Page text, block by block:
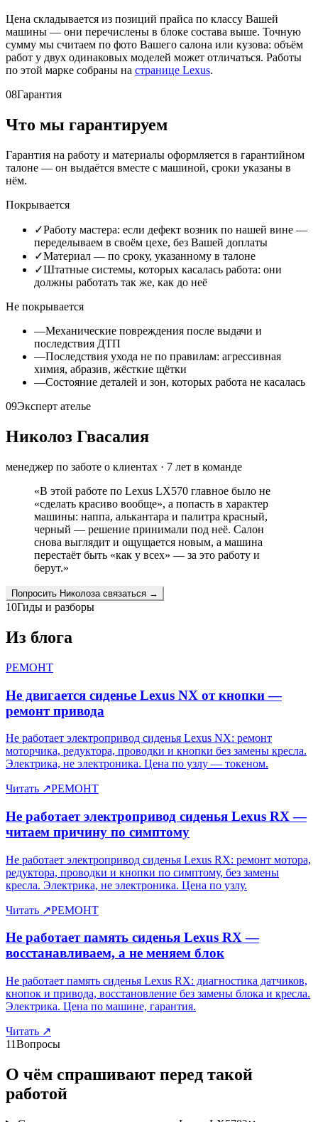
Цена складывается из позиций прайса по классу Вашей
машины — они перечислены в блоке состава выше. Точную
сумму мы считаем по фото Вашего салона или кузова: объём
работ у двух одинаковых моделей может отличаться. Работы
по этой марке собраны на странице Lexus.
08Гарантия
Что мы гарантируем
Гарантия на работу и материалы оформляется в гарантийном
талоне — он выдаётся вместе с машиной, сроки указаны в
нём.
Покрывается
✓Работу мастера: если дефект возник по нашей вине —
переделываем в своём цехе, без Вашей доплаты
✓Материал — по сроку, указанному в талоне
✓Штатные системы, которых касалась работа: они
должны работать так же, как до неё
Не покрывается
—Механические повреждения после выдачи и
последствия ДТП
—Последствия ухода не по правилам: агрессивная
химия, абразив, жёсткие щётки
—Состояние деталей и зон, которых работа не касалась
09Эксперт ателье
Николоз Гвасалия
менеджер по заботе о клиентах · 7 лет в команде
«В этой работе по Lexus LX570 главное было не
«сделать красиво вообще», а попасть в характер
машины: наппа, алькантара и палитра красный,
черный — решение принимали под неё. Салон
снова выглядит и ощущается новым, а машина
перестаёт быть «как у всех» — за это работу и
берут.»
Попросить Николозасвязаться →
10Гиды и разборы
Из блога
РЕМОНТ
Не двигается сиденье Lexus NX от кнопки —
ремонт привода
Не работает электропривод сиденья Lexus NX: ремонт
моторчика, редуктора, проводки и кнопки без замены кресла.
Электрика, не электроника. Цена по узлу — токеном.
Читать ↗РЕМОНТ
Не работает электропривод сиденья Lexus RX —
читаем причину по симптому
Не работает электропривод сиденья Lexus RX: ремонт мотора,
редуктора, проводки и кнопки по симптому, без замены
кресла. Электрика, не электроника. Цена по узлу.
Читать ↗РЕМОНТ
Не работает память сиденья Lexus RX —
восстанавливаем, а не меняем блок
Не работает память сиденья Lexus RX: диагностика датчиков,
кнопок и привода, восстановление без замены блока и кресла.
Электрика. Цена по машине, гарантия.
Читать ↗
11Вопросы
О чём спрашивают перед такой
работой